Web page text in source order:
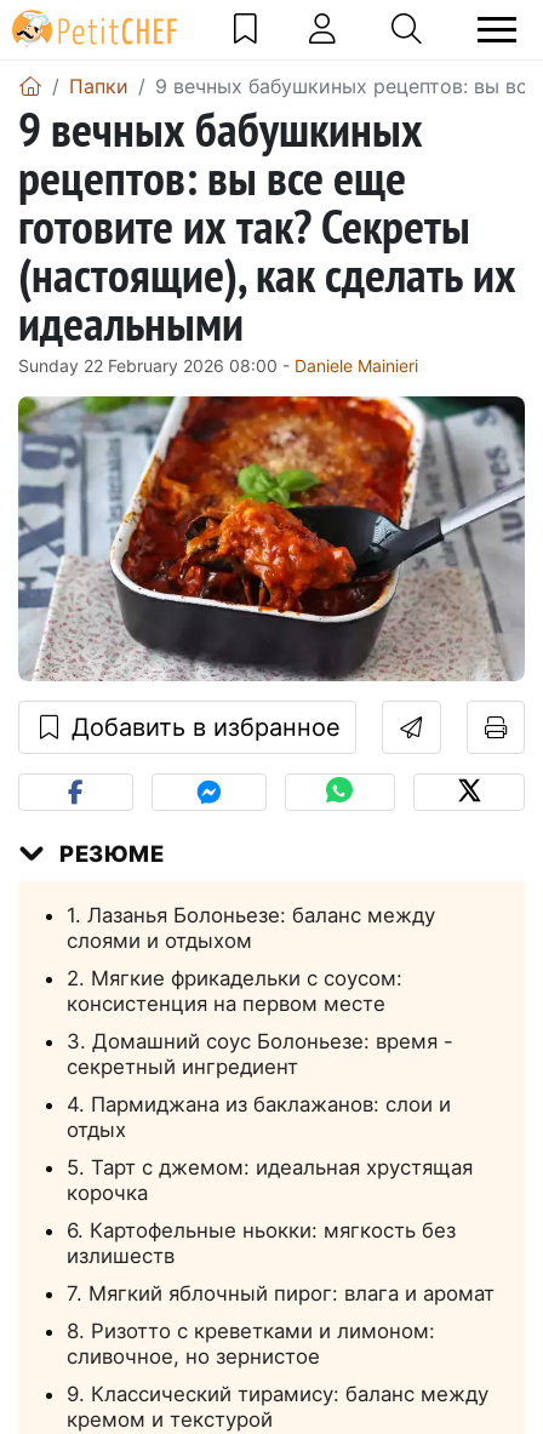
Папки 9 вечных бабушкиных рецептов: вы
9 вечных бабушкиных
рецептов: вы все еще
готовите их так? Секреты
(настоящие), как сделать их
идеальными
Sunday 22 February 2026 08:00 - Daniele Mainieri
Добавить в избранное
РЕЗЮМЕ
1. Лазанья Болоньезе: баланс между
слоями и отдыхом
2. Мягкие фрикадельки с соусом:
консистенция на первом месте
3. Домашний соус Болоньезе: время -
секретный ингредиент
4. Пармиджана из баклажанов: слои и
отдых
5. Тарт с джемом: идеальная хрустящая
корочка
6. Картофельные ньокки: мягкость без
излишеств
7. Мягкий яблочный пирог: влага и аромат
8. Ризотто с креветками и лимоном:
сливочное, но зернистое
9. Классический тирамису: баланс между
кремом и текстурой